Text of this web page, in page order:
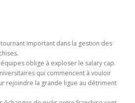
important dans la gestion des
oblige à exploser le salary cap.
qui commencent à vouloir
rejoindre la grande ligue au détriment